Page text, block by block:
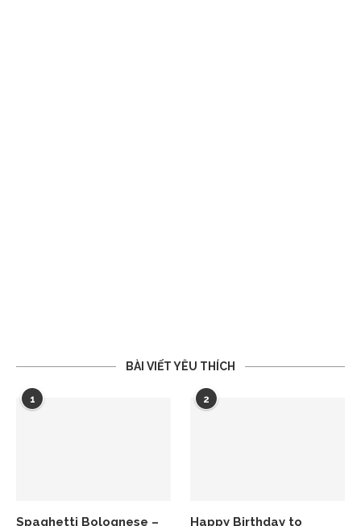
BÀI VIẾT YÊU THÍCH
1
Spaghetti Bolognese –
2
Happy Birthday to